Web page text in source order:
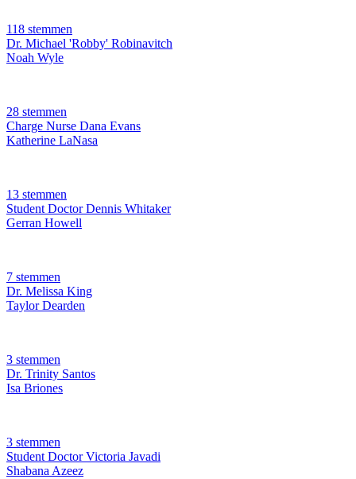
118 stemmen
Dr. Michael 'Robby' Robinavitch
Noah Wyle
28 stemmen
Charge Nurse Dana Evans
Katherine LaNasa
13 stemmen
Student Doctor Dennis Whitaker
Gerran Howell
7 stemmen
Dr. Melissa King
Taylor Dearden
3 stemmen
Dr. Trinity Santos
Isa Briones
3 stemmen
Student Doctor Victoria Javadi
Shabana Azeez